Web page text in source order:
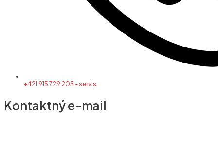
+421 915 729 205 - servis
Kontaktný e-mail